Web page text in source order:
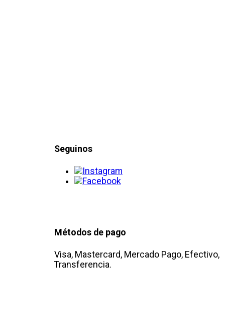
Seguinos
Métodos de pago
Visa, Mastercard, Mercado Pago, Efectivo,
Transferencia.